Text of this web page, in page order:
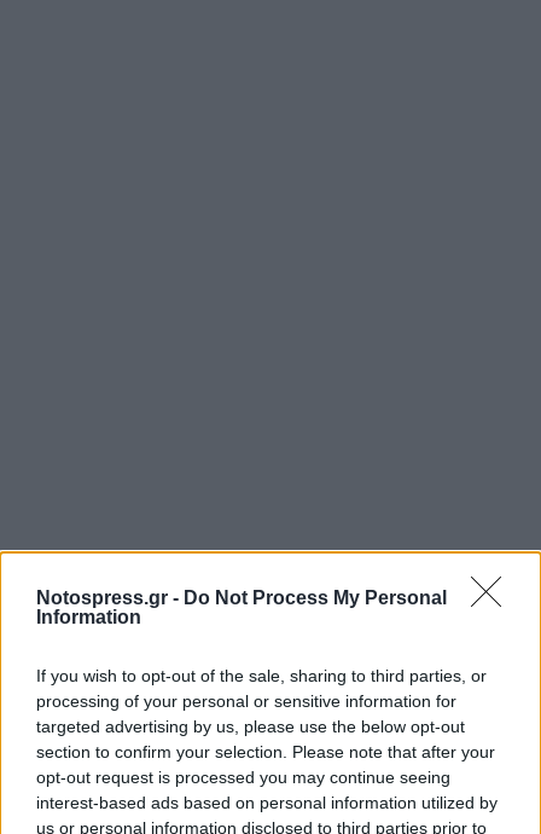
Notospress.gr - Do Not Process My Personal
Information
If you wish to opt-out of the sale, sharing to third parties, or
processing of your personal or sensitive information for
targeted advertising by us, please use the below opt-out
section to confirm your selection. Please note that after your
opt-out request is processed you may continue seeing
interest-based ads based on personal information utilized by
us or personal information disclosed to third parties prior to
Σχετικά Άρθρα